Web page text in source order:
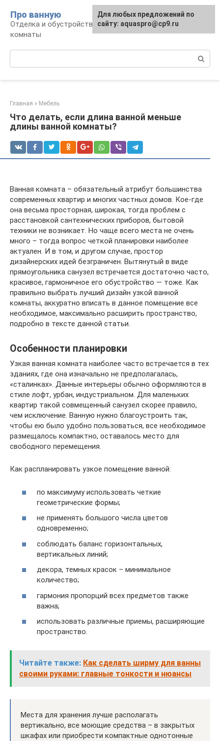
контенту
Про ванную
Отделка и обустройство современной ванной
комнаты
Главная » Мебель
Что делать, если длина ванной меньше
длины ванной комнаты?
Ванная комната – обязательный атрибут большинства
современных квартир и многих частных домов. Кое-где
она весьма просторная, широкая, тогда проблем с
расстановкой сантехнических приборов, бытовой
техники не возникает. Но чаще всего места не очень
много – тогда вопрос четкой планировки наиболее
актуален. И в том, и другом случае, простор
дизайнерских идей безграничен. Вытянутый в виде
прямоугольника санузел встречается достаточно часто,
красивое, гармоничное его обустройство — тоже. Как
правильно выбрать лучший дизайн узкой ванной
комнаты, аккуратно вписать в данное помещение все
необходимое, максимально расширить пространство,
подробно в тексте данной статьи.
Особенности планировки
Узкая ванная комната наиболее часто встречается в тех
зданиях, где она изначально не предполагалась,
«сталинках». Данные интерьеры обычно оформляются в
стиле лофт, урбан, индустриальном. Для маленьких
квартир такой совмещенный санузел скорее правило,
чем исключение. Ванную нужно благоустроить так,
чтобы ею было удобно пользоваться, все необходимое
размещалось компактно, оставалось место для
свободного перемещения.
Как распланировать узкое помещение ванной:
по максимуму использовать четкие
геометрические формы;
не применять большого числа цветов
одновременно;
соблюдать баланс горизонтальных,
вертикальных линий;
декора, темных красок – минимальное
количество;
гармония пропорций всех предметов также
важна;
использовать различные приемы, расширяющие
пространство.
Читайте также: Как сделать ширму для ванны
своими руками: главные тонкости и нюансы
Места для хранения лучше располагать
вертикально, все моющие средства – в закрытых
шкафах или приобрести компактные однотонные
Для любых предложений по
сайту: aquaspro@cp9.ru